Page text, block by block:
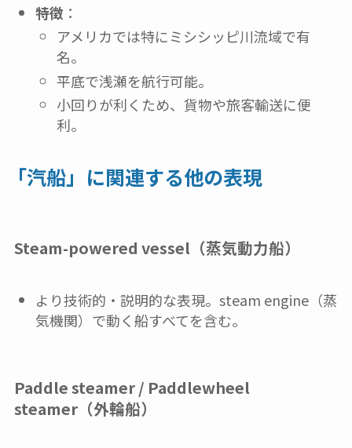
特徴 ：
アメリカでは特にミシシッピ川流域で有
名。
平底で浅瀬を航行可能。
小回りが利くため、貨物や旅客輸送に便
利。
「汽船」に関連する他の表現
Steam-powered vessel（蒸気動力船）
より技術的・説明的な表現。steam engine（蒸
気機関）で動く船すべてを含む。
Paddle steamer / Paddlewheel
steamer（外輪船）